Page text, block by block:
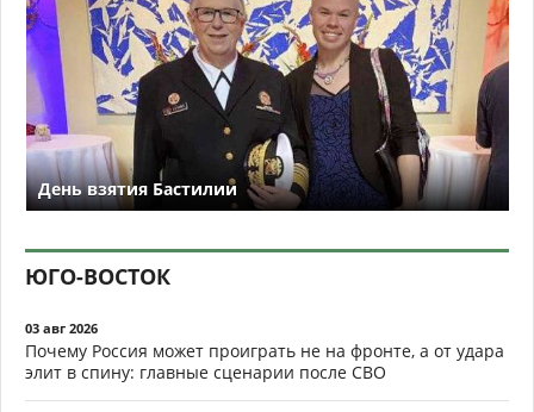
День взятия Бастилии
ЮГО-ВОСТОК
03 авг 2026
Почему Россия может проиграть не на фронте, а от удара
элит в спину: главные сценарии после СВО